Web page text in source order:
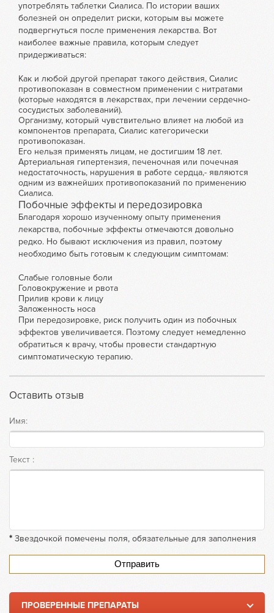
употреблять таблетки Сиалиса. По истории ваших
болезней он определит риски, которым вы можете
подвергнуться после применения лекарства. Вот
наиболее важные правила, которым следует
придерживаться:
Как и любой другой препарат такого действия, Сиалис
противопоказан в совместном применении с нитратами
(которые находятся в лекарствах, при лечении сердечно-
сосудистых заболеваний).
Организму, который чувствительно влияет на любой из
компонентов препарата, Сиалис категорически
противопоказан.
Его нельзя применять лицам, не достигшим 18 лет.
Артериальная гипертензия, печеночная или почечная
недостаточность, нарушения в работе сердца,- являются
одним из важнейших противопоказаний по применению
Сиалиса.
Побочные эффекты и передозировка
Благодаря хорошо изученному опыту применения
лекарства, побочные эффекты отмечаются довольно
редко. Но бывают исключения из правил, поэтому
необходимо быть готовым к следующим симптомам:
Слабые головные боли
Головокружение и рвота
Прилив крови к лицу
Заложенность носа
При передозировке, риск получить один из побочных
эффектов увеличивается. Поэтому следует немедленно
обратиться к врачу, чтобы провести стандартную
симптоматическую терапию.
Оставить отзыв
Имя:
Текст :
* Звездочкой помечены поля, обязательные для заполнения
Отправить
ПРОВЕРЕННЫЕ ПРЕПАРАТЫ